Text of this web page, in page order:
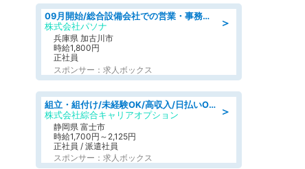
＞
09月開始/総合設備会社での営業・事務のお仕事/車通勤可/賞与あり/営業/営業事務
株式会社パソナ
兵庫県 加古川市
時給1,800円
正社員
スポンサー：求人ボックス
＞
組立・組付け/未経験OK/高収入/日払いOK/寮費無料/交替制
株式会社綜合キャリアオプション
静岡県 富士市
時給1,700円～2,125円
正社員 / 派遣社員
スポンサー：求人ボックス